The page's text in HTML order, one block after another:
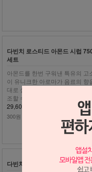
다빈치 로스티드 아몬드 시럽
세트
아몬드를 한번 구워낸 특유의 고
이 유니크한 아로마가 음료의 향
대로 살려 최상의 퀄리티의 음료
조할 수 있습니다.
29,600원
300원 적립
다빈치 로스티드 아몬드 시럽